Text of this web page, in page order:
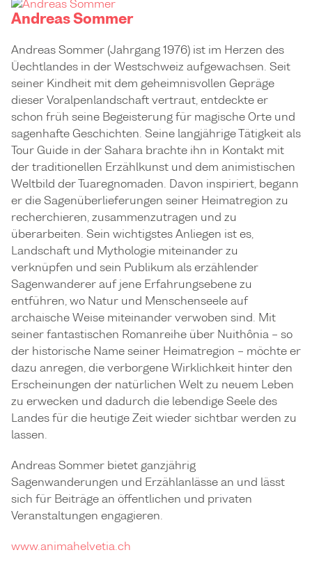
Andreas Sommer
Andreas Sommer (Jahrgang 1976) ist im Herzen des
Üechtlandes in der Westschweiz aufgewachsen. Seit
seiner Kindheit mit dem geheimnisvollen Gepräge
dieser Voralpenlandschaft vertraut, entdeckte er
schon früh seine Begeisterung für magische Orte und
sagenhafte Geschichten. Seine langjährige Tätigkeit als
Tour Guide in der Sahara brachte ihn in Kontakt mit
der traditionellen Erzählkunst und dem animistischen
Weltbild der Tuaregnomaden. Davon inspiriert, begann
er die Sagenüberlieferungen seiner Heimatregion zu
recherchieren, zusammenzutragen und zu
überarbeiten. Sein wichtigstes Anliegen ist es,
Landschaft und Mythologie miteinander zu
verknüpfen und sein Publikum als erzählender
Sagenwanderer auf jene Erfahrungsebene zu
entführen, wo Natur und Menschenseele auf
archaische Weise miteinander verwoben sind. Mit
seiner fantastischen Romanreihe über Nuithônia – so
der historische Name seiner Heimatregion – möchte er
dazu anregen, die verborgene Wirklichkeit hinter den
Erscheinungen der natürlichen Welt zu neuem Leben
zu erwecken und dadurch die lebendige Seele des
Landes für die heutige Zeit wieder sichtbar werden zu
lassen.
Andreas Sommer bietet ganzjährig
Sagenwanderungen und Erzählanlässe an und lässt
sich für Beiträge an öffentlichen und privaten
Veranstaltungen engagieren.
www.animahelvetia.ch